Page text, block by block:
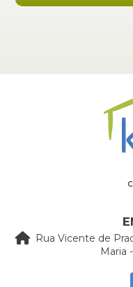
Rua Vicente de
Maria